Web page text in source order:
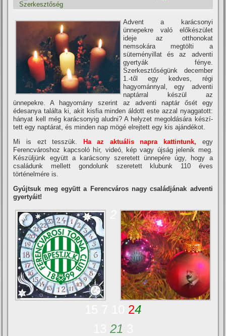
Szerkesztőség
Advent a karácsonyi
ünnepekre való előkészület
ideje az otthonokat
nemsokára megtölti a
süteményillat és az adventi
gyertyák fénye.
Szerkesztőségünk december
1.-től egy kedves, régi
hagyománnyal, egy adventi
naptárral készül az
ünnepekre. A hagyomány szerint az adventi naptár ősét egy
édesanya találta ki, akit kisfia minden áldott este azzal nyaggatott:
hányat kell még karácsonyig aludni? A helyzet megoldására készí­
tett egy naptárat, és minden nap mögé elrejtett egy kis ajándékot.
Mi is ezt tesszük.
Ha az aktuális napra kattintunk, egy
Ferencvároshoz kapcsoló hí­r, videó, kép vagy újság jelenik meg.
Készüljünk együtt a karácsony szeretett ünnepére úgy, hogy a
családunk mellett gondolunk szeretett klubunk 110 éves
történelmére is.
Gyújtsuk meg együtt a Ferencváros nagy családjának adventi
gyertyáit!
24
21